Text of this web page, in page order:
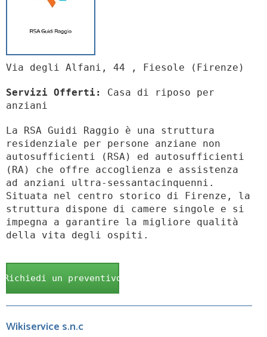
Via degli Alfani, 44 , Fiesole (Firenze)
Servizi Offerti:
Casa di riposo per
anziani
La RSA Guidi Raggio è una struttura
residenziale per persone anziane non
autosufficienti (RSA) ed autosufficienti
(RA) che offre accoglienza e assistenza
ad anziani ultra-sessantacinquenni.
Situata nel centro storico di Firenze, la
struttura dispone di camere singole e si
impegna a garantire la migliore qualità
della vita degli ospiti.
Richiedi un preventivo
Wikiservice s.n.c